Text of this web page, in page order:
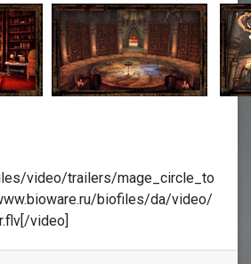
video/trailers/mage_circle_to
biofiles/da/video/
video]